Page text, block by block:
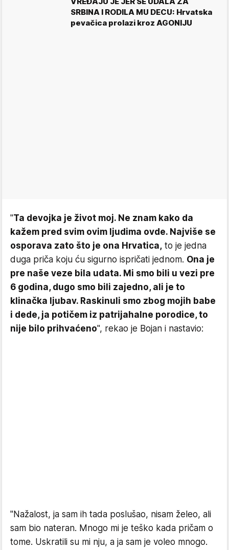
SRBINA I RODILA MU DECU: Hrvatska
pevačica prolazi kroz AGONIJU
"Ta devojka je život moj. Ne znam kako da
kažem pred svim ovim ljudima ovde. Najviše se
osporava zato što je ona Hrvatica, to je jedna
duga priča koju ću sigurno ispričati jednom. Ona je
pre naše veze bila udata. Mi smo bili u vezi pre
6 godina, dugo smo bili zajedno, ali je to
klinačka ljubav. Raskinuli smo zbog mojih babe
i dede, ja potičem iz patrijahalne porodice, to
nije bilo prihvaćeno", rekao je Bojan i nastavio:
"Nažalost, ja sam ih tada poslušao, nisam želeo, ali
sam bio nateran. Mnogo mi je teško kada pričam o
tome. Uskratili su mi nju, a ja sam je voleo mnogo.